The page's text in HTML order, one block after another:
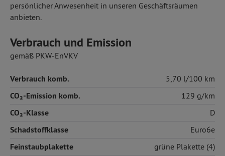
persönlicher Anwesenheit in unseren Geschäftsräumen
anbieten.
Verbrauch und Emission
gemäß PKW-EnVKV
Verbrauch komb. 5,70 l/100 km
CO₂-Emission komb. 129 g/km
CO₂-Klasse D
Schadstoffklasse Euro6e
Feinstaubplakette grüne Plakette (4)